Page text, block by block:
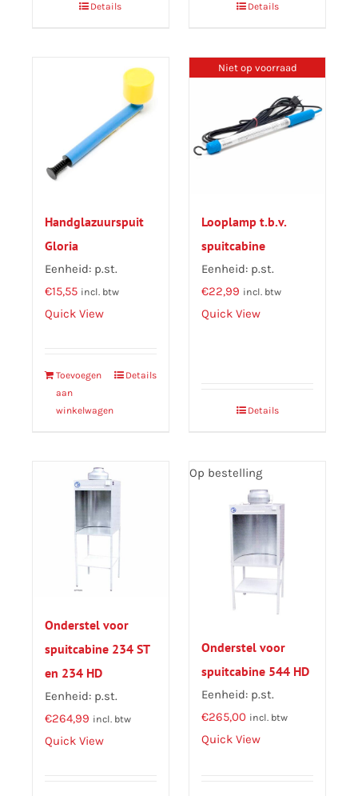
Details Details
Handglazuurspuit
Gloria
Eenheid: p.st.
€15,55 incl. btw
Quick View
Toevoegen
aan
winkelwagen
Details
Niet op voorraad
Looplamp t.b.v.
spuitcabine
Eenheid: p.st.
€22,99 incl. btw
Quick View
Details
Onderstel voor
spuitcabine 234 ST
en 234 HD
Eenheid: p.st.
€264,99 incl. btw
Quick View
Op bestelling
Onderstel voor
spuitcabine 544 HD
Eenheid: p.st.
€265,00 incl. btw
Quick View